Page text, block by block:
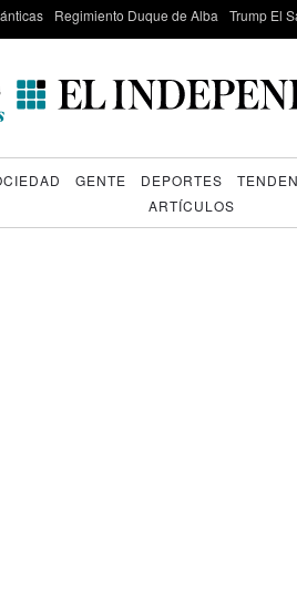
Regimiento Duque de Alba Trump El
GENTE DEPORTES
ARTÍCULOS